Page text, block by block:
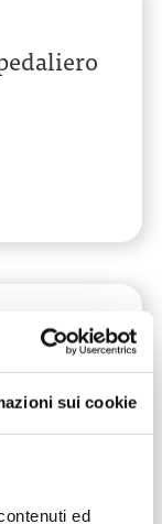
sui cookie
ed